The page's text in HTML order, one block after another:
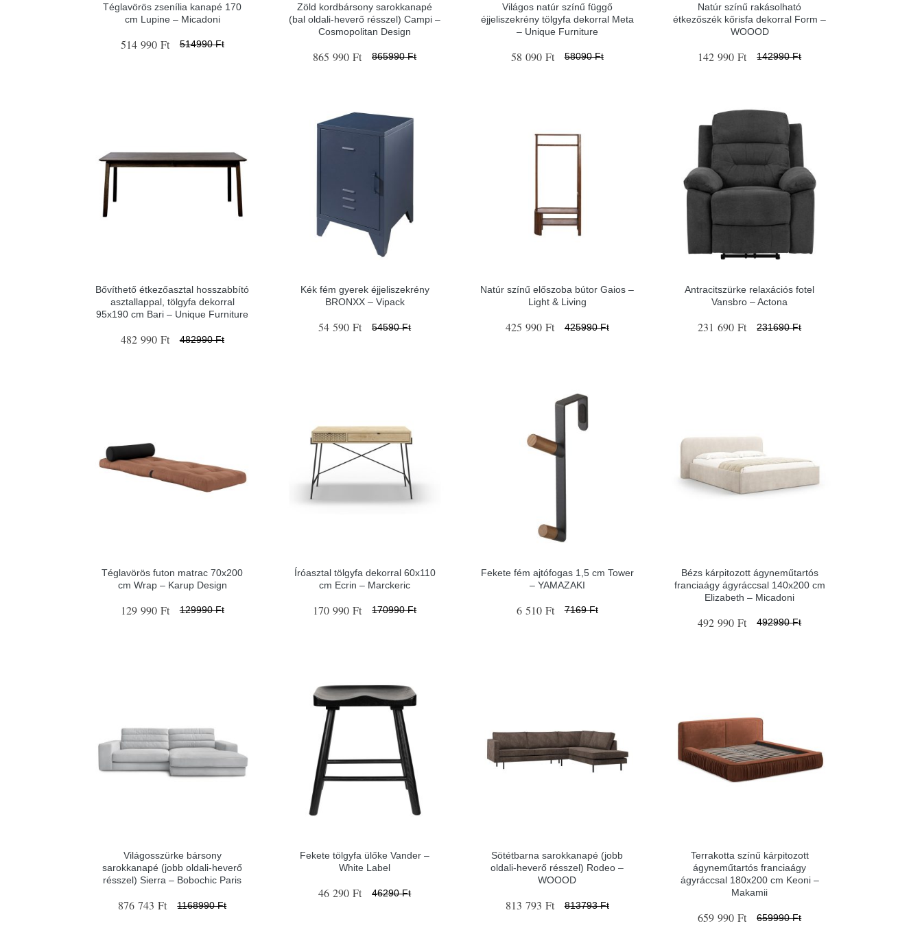
Téglavörös zsenília kanapé 170
cm Lupine – Micadoni
514 990 Ft 514990 Ft
Zöld kordbársony sarokkanapé
(bal oldali-heverő résszel) Campi –
Cosmopolitan Design
865 990 Ft 865990 Ft
Világos natúr színű függő
éjjeliszekrény tölgyfa dekorral Meta
– Unique Furniture
58 090 Ft 58090 Ft
Natúr színű rakásolható
étkezőszék kőrisfa dekorral Form –
WOOOD
142 990 Ft 142990 Ft
Bővíthető étkezőasztal hosszabbító
asztallappal, tölgyfa dekorral
95x190 cm Bari – Unique Furniture
482 990 Ft 482990 Ft
Kék fém gyerek éjjeliszekrény
BRONXX – Vipack
54 590 Ft 54590 Ft
Natúr színű előszoba bútor Gaios –
Light & Living
425 990 Ft 425990 Ft
Antracitszürke relaxációs fotel
Vansbro – Actona
231 690 Ft 231690 Ft
Téglavörös futon matrac 70x200
cm Wrap – Karup Design
129 990 Ft 129990 Ft
Íróasztal tölgyfa dekorral 60x110
cm Ecrin – Marckeric
170 990 Ft 170990 Ft
Fekete fém ajtófogas 1,5 cm Tower
– YAMAZAKI
6 510 Ft 7169 Ft
Bézs kárpitozott ágyneműtartós
franciaágy ágyráccsal 140x200 cm
Elizabeth – Micadoni
492 990 Ft 492990 Ft
Világosszürke bársony
sarokkanapé (jobb oldali-heverő
résszel) Sierra – Bobochic Paris
876 743 Ft 1168990 Ft
Fekete tölgyfa ülőke Vander –
White Label
46 290 Ft 46290 Ft
Sötétbarna sarokkanapé (jobb
oldali-heverő résszel) Rodeo –
WOOOD
813 793 Ft 813793 Ft
Terrakotta színű kárpitozott
ágyneműtartós franciaágy
ágyráccsal 180x200 cm Keoni –
Makamii
659 990 Ft 659990 Ft